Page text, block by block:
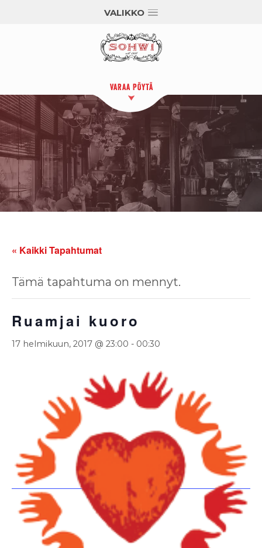
VALIKKO
VARAA PÖYTÄ
« Kaikki Tapahtumat
Tämä tapahtuma on mennyt.
Ruamjai kuoro
17 helmikuun, 2017 @ 23:00 - 00:30